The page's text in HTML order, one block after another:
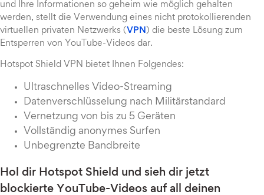
und Ihre Informationen so geheim wie möglich gehalten
werden, stellt die Verwendung eines nicht protokollierenden
virtuellen privaten Netzwerks ( VPN ) die beste Lösung zum
Entsperren von YouTube-Videos dar.
Hotspot Shield VPN bietet Ihnen Folgendes:
Ultraschnelles Video-Streaming
Datenverschlüsselung nach Militärstandard
Vernetzung von bis zu 5 Geräten
Vollständig anonymes Surfen
Unbegrenzte Bandbreite
Hol dir Hotspot Shield und sieh dir jetzt
blockierte YouTube-Videos auf all deinen